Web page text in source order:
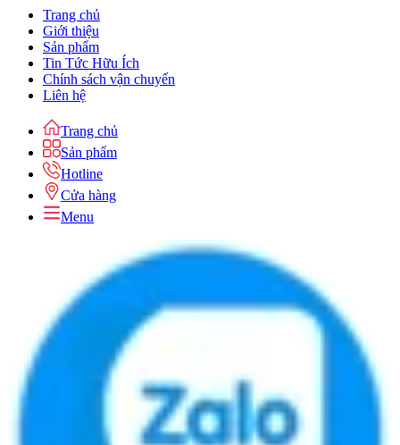
Trang chủ
Giới thiệu
Sản phẩm
Tin Tức Hữu Ích
Chính sách vận chuyển
Liên hệ
Trang chủ
Sản phẩm
Hotline
Cửa hàng
Menu